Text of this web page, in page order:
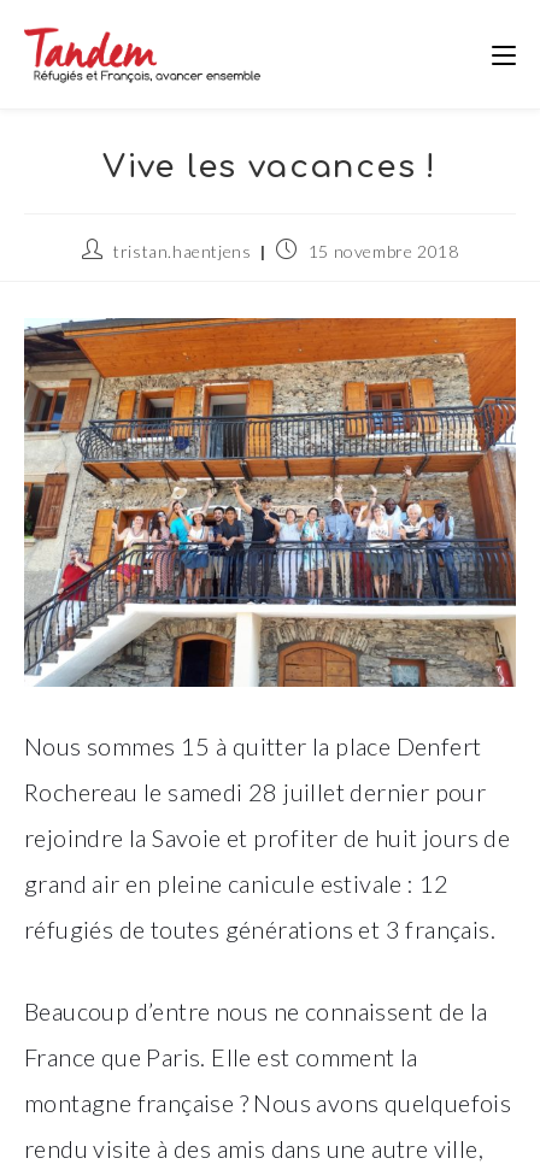
content
Vive les vacances !
Auteur/autrice
publication :
tristan.haentjens
Publication
15 novembre 2018
Nous sommes 15 à quitter la place Denfert
Rochereau le samedi 28 juillet dernier pour
rejoindre la Savoie et profiter de huit jours de
grand air en pleine canicule estivale : 12
réfugiés de toutes générations et 3 français.
Beaucoup d’entre nous ne connaissent de la
France que Paris. Elle est comment la
montagne française ? Nous avons quelquefois
rendu visite à des amis dans une autre ville,